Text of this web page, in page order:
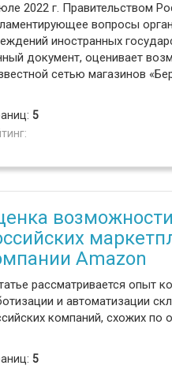
2022 г. Правительством
вопросы
иностранных
документ, оценивает
сетью магазинов
5
Amazon
рассматривается опыт
и автоматизации
компаний, схожих по
5